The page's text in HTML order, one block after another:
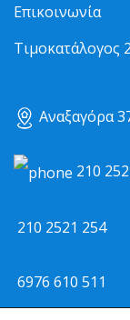
Επικοινωνία
Τιμοκατάλογος
Αναξαγόρα
210
210 2521 254
6976 610 511